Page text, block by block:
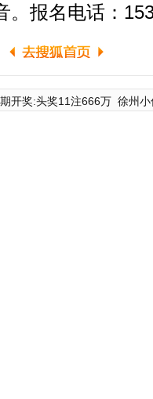
。报名电话：
开奖:头奖11注666万 徐州